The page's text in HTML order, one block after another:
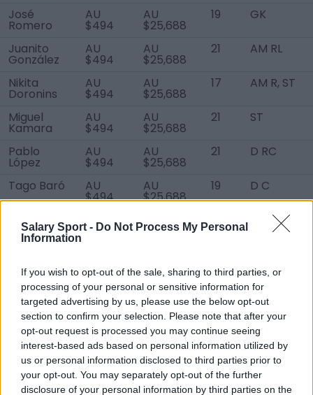
Salary Sport - Do Not Process My Personal
Information
If you wish to opt-out of the sale, sharing to third parties, or
processing of your personal or sensitive information for
targeted advertising by us, please use the below opt-out
section to confirm your selection. Please note that after your
opt-out request is processed you may continue seeing
interest-based ads based on personal information utilized by
us or personal information disclosed to third parties prior to
your opt-out. You may separately opt-out of the further
disclosure of your personal information by third parties on the
José
Romero
AU
$494
AU
$25,688
19 GK
Juanito
González
AU
$494
AU
$25,688
21 AM RL
Nikita
Doronins
AU
$494
AU
$25,688
17 AM R, ST
Miguel
Kamara
AU
$494
AU
$25,688
21 ST
Pablo
López
AU
$494
AU
$25,688
21 D RC
Tago Baró AU
$494
AU
$25,688
19 D C
Chuli AU
$494 $25,688
M RC
Alconchel $494 $25,688
Junior AU
$494
AU
$25,688
22 AM RLC, F
C
Ziyad Baha
AU $114 AU
$5,928
15 ST
Yan
Zhuravskiy
AU $114 AU
$5,928
15 GK